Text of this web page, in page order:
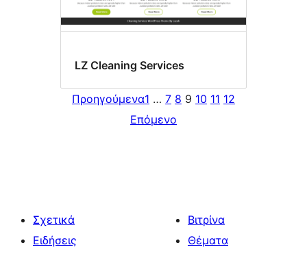
LZ Cleaning Services
Προηγούμενα1 … 7 8 9 10 11 12
Επόμενο
Σχετικά
Ειδήσεις
Βιτρίνα
Θέματα